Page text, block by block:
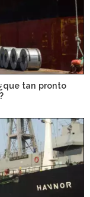
tan pronto